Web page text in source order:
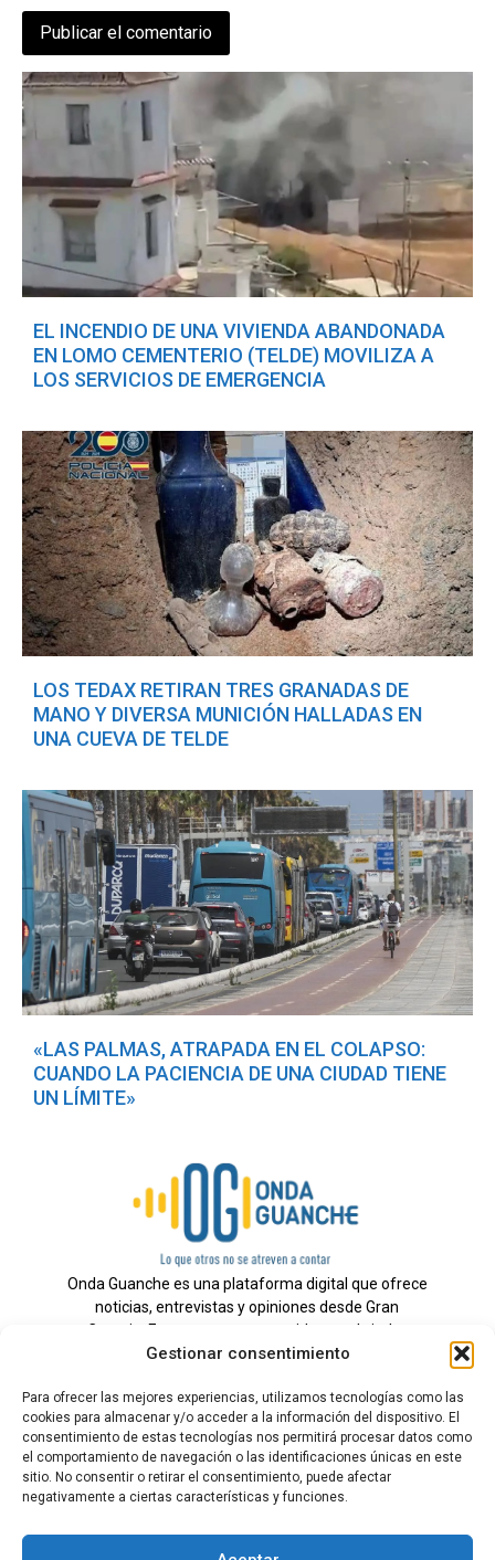
Gestionar consentimiento
Para ofrecer las mejores experiencias, utilizamos tecnologías como las
cookies para almacenar y/o acceder a la información del dispositivo. El
consentimiento de estas tecnologías nos permitirá procesar datos como
el comportamiento de navegación o las identificaciones únicas en este
sitio. No consentir o retirar el consentimiento, puede afectar
negativamente a ciertas características y funciones.
EL INCENDIO DE UNA VIVIENDA ABANDONADA
EN LOMO CEMENTERIO (TELDE) MOVILIZA A
LOS SERVICIOS DE EMERGENCIA
LOS TEDAX RETIRAN TRES GRANADAS DE
MANO Y DIVERSA MUNICIÓN HALLADAS EN
UNA CUEVA DE TELDE
«LAS PALMAS, ATRAPADA EN EL COLAPSO:
CUANDO LA PACIENCIA DE UNA CIUDAD TIENE
UN LÍMITE»
Onda Guanche es una plataforma digital que ofrece
noticias, entrevistas y opiniones desde Gran
Canaria. Estamos comprometidos con brindar
información veraz y un periodismo independiente a
Todos los derechos reservados.
Radio
Contacto